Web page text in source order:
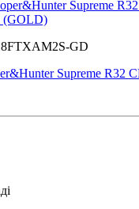
GD
Supreme R32